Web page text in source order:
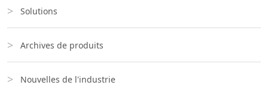
Solutions
Archives de produits
Nouvelles de l'industrie